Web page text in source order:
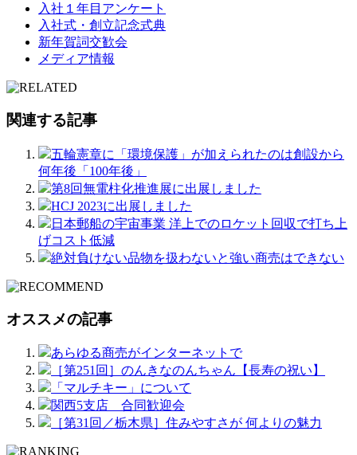
入社１年目アンケート
入社式・創立記念式典
新年賀詞交歓会
メディア情報
関連する記事
五輪憲章に「環境保護」が加えられたのは創設から
何年後「100年後」
第8回無電柱化推進展に出展しました
HCJ 2023に出展しました
日本郵船の宇宙事業 洋上でのロケット回収で打ち上
げコスト低減
絶対負けない品物を扱わないと強い商売はできない
オススメの記事
あらゆる商売がインターネットで
［第251回］のんきなのんちゃん【長寿の祝い】
「マルチキー」について
関西5支店 合同歓迎会
［第31回／栃木県］住みやすさが 何よりの魅力